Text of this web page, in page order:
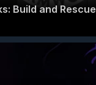
Build and Rescue